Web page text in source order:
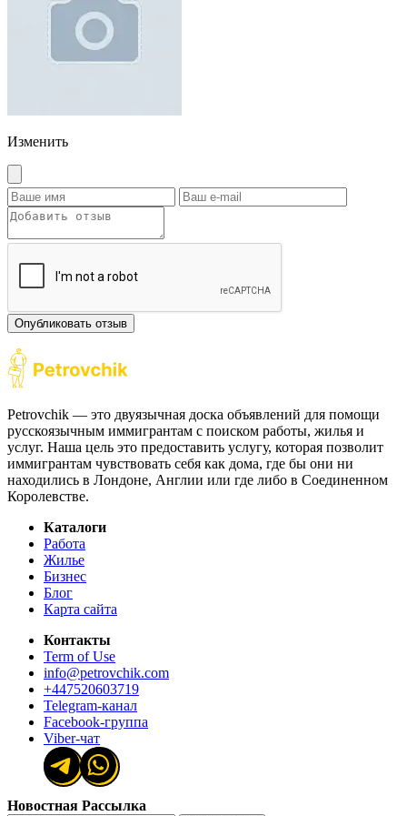
Изменить
Опубликовать отзыв
Petrovchik — это двуязычная доска объявлений для помощи
русскоязычным иммигрантам с поиском работы, жилья и
услуг. Наша цель это предоставить услугу, которая позволит
иммигрантам чувствовать себя как дома, где бы они ни
находились в Лондоне, Англии или где либо в Соединенном
Королевстве.
Каталоги
Работа
Жилье
Бизнес
Блог
Карта сайта
Контакты
Term of Use
info@petrovchik.com
+447520603719
Telegram-канал
Facebook-группа
Viber-чат
Новостная Рассылка